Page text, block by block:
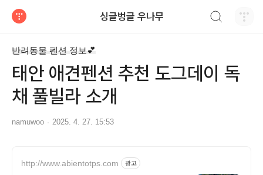
싱글벙글 우나무
반려동물 펜션 정보💕
태안 애견펜션 추천 도그데이 독
채 풀빌라 소개
namuwoo 2025. 4. 27. 15:53
http://www.abientotps.com 광고